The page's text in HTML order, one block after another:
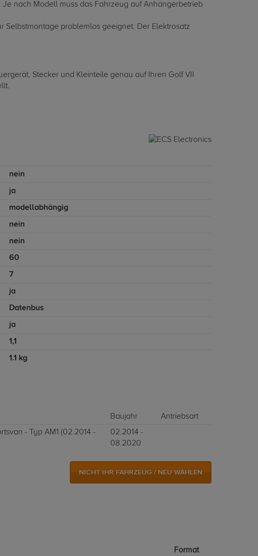
Je nach Modell muss das Fahrzeug auf Anhängerbetrieb
Selbstmontage problemlos geeignet. Der Elektrosatz
Stecker und Kleinteile genau auf Ihren Golf VII
nein
ja
modellabhängig
nein
nein
60
7
ja
Datenbus
ja
1,1
1.1 kg
Baujahr
Antriebsart
- Typ AM1 (02.2014 -
02.2014 -
08.2020
NICHT IHR FAHRZEUG / NEU WÄHLEN
Format